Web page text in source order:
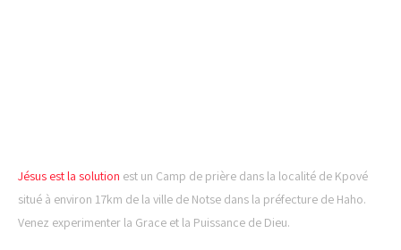
Jésus est la solution est un Camp de prière dans la localité de Kpové
situé à environ 17km de la ville de Notse dans la préfecture de Haho.
Venez experimenter la Grace et la Puissance de Dieu.